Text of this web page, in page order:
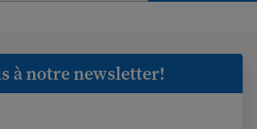
à notre newsletter!